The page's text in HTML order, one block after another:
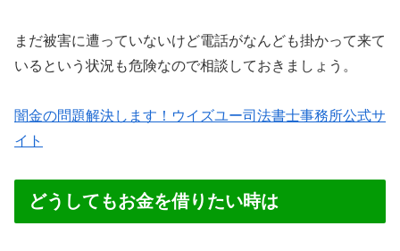
まだ被害に遭っていないけど電話がなんども掛かって来て
いるという状況も危険なので相談しておきましょう。
闇金の問題解決します！ウイズユー司法書士事務所公式サ
イト
どうしてもお金を借りたい時は